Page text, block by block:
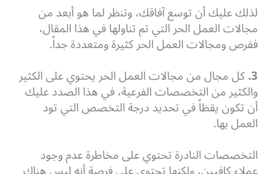
لذلك عليك أن توسع آفاقك، وتنظر لما هو أبعد من
مجالات العمل الحر التي تم تناولها في هذا المقال،
ففرص ومجالات العمل الحر كثيرة ومتعددة جداً.
3. كل مجال من مجالات العمل الحر يحتوي على الكثير
والكثير من التخصصات الفرعية، في هذا الصدد عليك
أن تكون يقظاً في تحديد درجة التخصص التي تود
العمل بها.
التخصصات النادرة تحتوي على مخاطرة عدم وجود